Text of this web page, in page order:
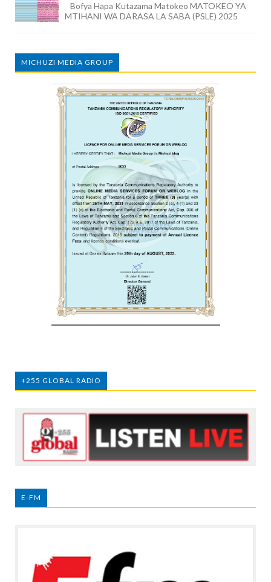
Bofya Hapa Kutazama Matokeo MATOKEO YA
MTIHANI WA DARASA LA SABA (PSLE) 2025
MICHUZI MEDIA GROUP
+255 GLOBAL RADIO
E-FM